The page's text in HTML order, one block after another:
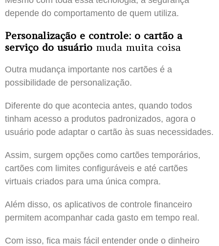
depende do comportamento de quem utiliza.
Personalização e controle: o cartão a
serviço do usuário muda muita coisa
Outra mudança importante nos cartões é a
possibilidade de personalização.
Diferente do que acontecia antes, quando todos
tinham acesso a produtos padronizados, agora o
usuário pode adaptar o cartão às suas necessidades.
Assim, surgem opções como cartões temporários,
cartões com limites configuráveis e até cartões
virtuais criados para uma única compra.
Além disso, os aplicativos de controle financeiro
permitem acompanhar cada gasto em tempo real.
Com isso, fica mais fácil entender onde o dinheiro